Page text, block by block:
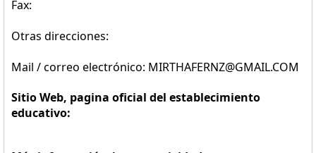
Fax:
Otras direcciones:
Mail / correo electrónico: MIRTHAFERNZ@GMAIL.COM
Sitio Web, pagina oficial del establecimiento
educativo: